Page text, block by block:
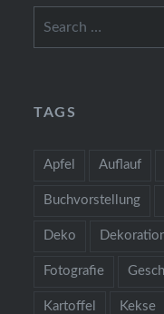
TAGS
Apfel Auflauf
Buchvorstellung
Deko
Fotografie
Kartoffel Kekse